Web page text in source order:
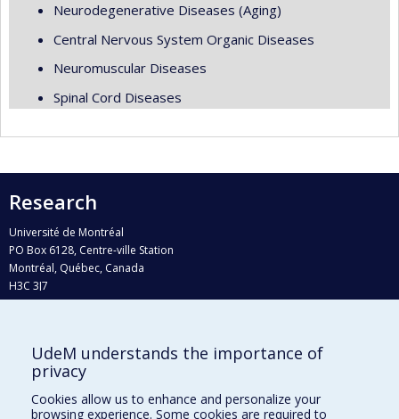
Neurodegenerative Diseases (Aging)
Central Nervous System Organic Diseases
Neuromuscular Diseases
Spinal Cord Diseases
Research
Université de Montréal
PO Box 6128, Centre-ville Station
Montréal, Québec, Canada
H3C 3J7
Who does what?
Find us
UdeM understands the importance of
privacy
Cookies allow us to enhance and personalize your
browsing experience. Some cookies are required to